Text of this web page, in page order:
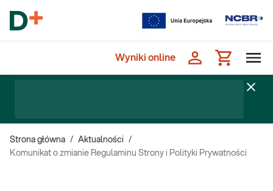
Wyniki online
Strona główna / Aktualności
/
Komunikat o zmianie Regulaminu Strony i Polityki Prywatności